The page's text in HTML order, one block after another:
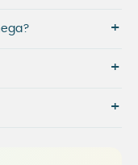
+
+
+